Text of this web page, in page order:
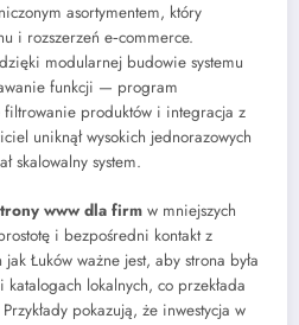
asortymentem, który
i rozszerzeń e‑commerce.
modularnej budowie systemu
funkcji — program
filtrowanie produktów i integracja z
uniknął wysokich jednorazowych
skalowalny system.
www dla firm w mniejszych
i bezpośredni kontakt z
Łuków ważne jest, aby strona była
lokalnych, co przekłada
pokazują, że inwestycja w